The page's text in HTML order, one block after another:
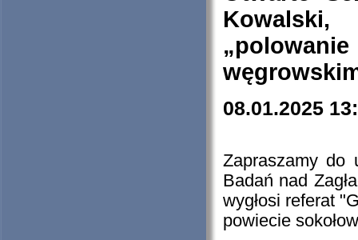
08.01.2025
Zapraszamy do
Badań nad
wygłosi referat
powiecie